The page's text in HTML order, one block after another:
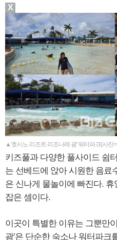
▲'호시노 리조트 리조나레 괌' 워터파크(사진
키즈풀과 다양한 풀사이드 쉼
는 선베드에 앉아 시원한 음료
은 신나게 물놀이에 빠진다.
잡은 셈이다.
이곳이 특별한 이유는 그뿐만
괌’은 단순한 숙소나 워터파
X